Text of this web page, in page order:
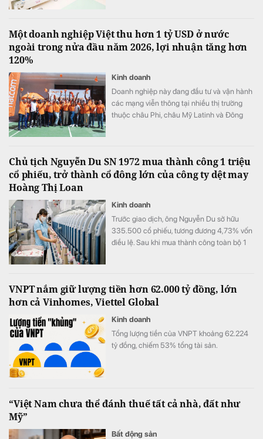
Một doanh nghiệp Việt thu hơn 1 tỷ USD ở nước
ngoài trong nửa đầu năm 2026, lợi nhuận tăng hơn
120%
Kinh doanh
Doanh nghiệp này đang đầu tư và vận hành
các mạng viễn thông tại nhiều thị trường
thuộc châu Phi, châu Mỹ Latinh và Đông
Chủ tịch Nguyễn Du SN 1972 mua thành công 1 triệu
cổ phiếu, trở thành cổ đông lớn của công ty dệt may
Hoàng Thị Loan
Kinh doanh
Trước giao dịch, ông Nguyễn Du sở hữu
335.500 cổ phiếu, tương đương 4,73% vốn
điều lệ. Sau khi mua thành công toàn bộ 1
VNPT nắm giữ lượng tiền hơn 62.000 tỷ đồng, lớn
hơn cả Vinhomes, Viettel Global
Kinh doanh
Tổng lượng tiền của VNPT khoảng 62.224
tỷ đồng, chiếm 53% tổng tài sản.
“Việt Nam chưa thể đánh thuế tất cả nhà, đất như
Mỹ”
Bất động sản